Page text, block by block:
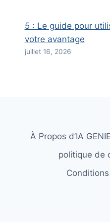
5 : Le guide pour
votre avantage
juillet 16, 2026
À Propos d’IA GENIE
politique de